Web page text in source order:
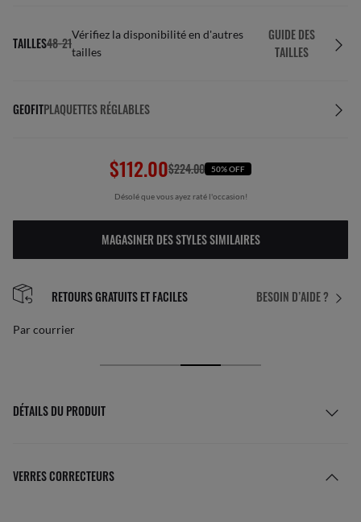
TAILLES48-21
Vérifiez la disponibilité en d'autres
tailles
GUIDE DES
TAILLES
GEOFITPLAQUETTES RÉGLABLES
$112.00$224.00 50% OFF
Désolé que vous ayez raté l'occasion!
MAGASINER DES STYLES SIMILAIRES
BESOIN D’AIDE ?
RETOURS GRATUITS ET FACILES
Par courrier
DÉTAILS DU PRODUIT
VERRES CORRECTEURS